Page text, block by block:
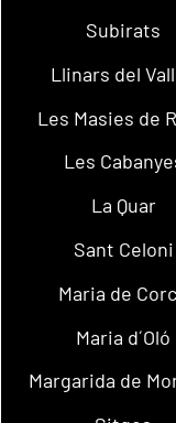
Subirats
Llinars del
Les Masies de
Les
La Quar
Sant Celoni
Maria de
Maria d´Oló
Margarida de